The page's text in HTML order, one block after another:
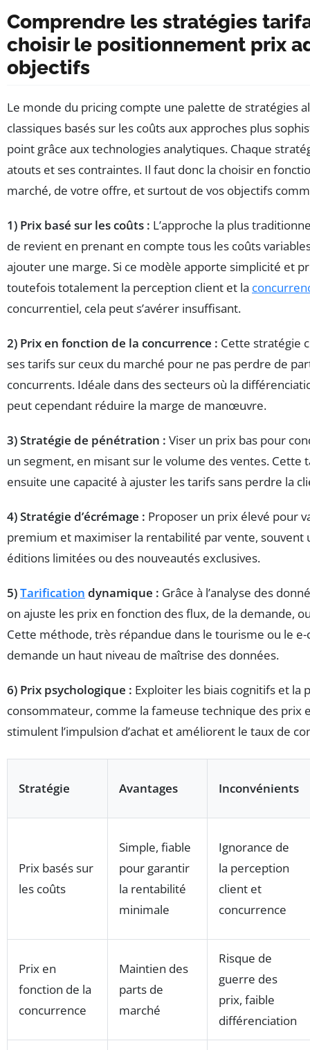
Comprendre les stratégies
choisir le positionnement prix
objectifs
Le monde du pricing compte une palette de stratégies
classiques basés sur les coûts aux approches plus
point grâce aux technologies analytiques. Chaque
atouts et ses contraintes. Il faut donc la choisir en
marché, de votre offre, et surtout de vos objectifs
1) Prix basé sur les coûts : L’approche la plus
de revient en prenant en compte tous les coûts
ajouter une marge. Si ce modèle apporte simplicité et
toutefois totalement la perception client et la
concurrentiel, cela peut s’avérer insuffisant.
2) Prix en fonction de la concurrence : Cette stratégie
ses tarifs sur ceux du marché pour ne pas perdre de
concurrents. Idéale dans des secteurs où la
peut cependant réduire la marge de manœuvre.
3) Stratégie de pénétration : Viser un prix bas pour
un segment, en misant sur le volume des ventes. Cette
ensuite une capacité à ajuster les tarifs sans perdre la
4) Stratégie d’écrémage : Proposer un prix élevé pour
premium et maximiser la rentabilité par vente, souvent
éditions limitées ou des nouveautés exclusives.
5)Tarification dynamique : Grâce à l’analyse des
on ajuste les prix en fonction des flux, de la demande,
Cette méthode, très répandue dans le tourisme ou le
demande un haut niveau de maîtrise des données.
6) Prix psychologique : Exploiter les biais cognitifs et la
consommateur, comme la fameuse technique des prix
stimulent l’impulsion d’achat et améliorent le taux de
Stratégie Avantages Inconvénients
Prix basés sur
les coûts
Simple, fiable
pour garantir
la rentabilité
minimale
Ignorance de
la perception
client et
concurrence
Prix en
fonction de la
concurrence
Maintien des
parts de
marché
Risque de
guerre des
prix, faible
différenciation